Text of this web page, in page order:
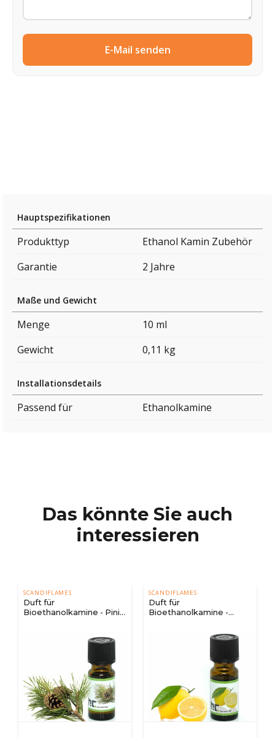
E-Mail senden
Hauptspezifikationen
Produkttyp
Ethanol Kamin Zubehör
Garantie
2 Jahre
Maße und Gewicht
Menge
10 ml
Gewicht
0,11 kg
Installationsdetails
Passend für Ethanolkamine
Das könnte Sie auch
interessieren
SCANDIFLAMES
Duft für
Bioethanolkamine - Pinie
SCANDIFLAMES
Duft für
Bioethanolkamine -